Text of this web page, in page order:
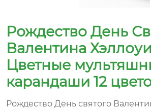
Рождество День
Валентина
Цветные
карандаши 12
Рождество День святого